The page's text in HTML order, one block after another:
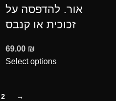
אור. להדפסה על
זכוכית או קנבס
69.00 ₪
Select options
2 →